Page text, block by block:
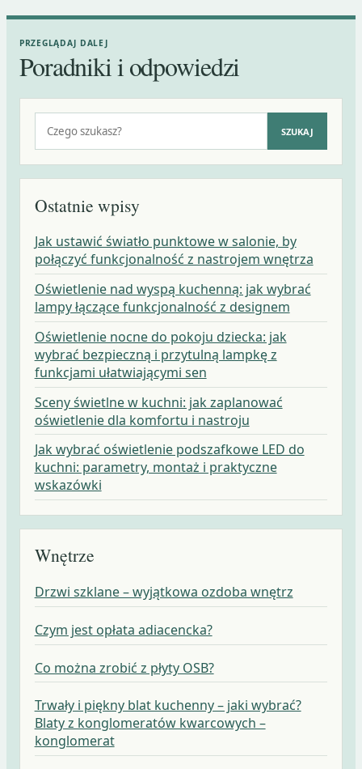
PRZEGLĄDAJ DALEJ
Poradniki i odpowiedzi
SZUKAJ
Ostatnie wpisy
Jak ustawić światło punktowe w salonie, by
połączyć funkcjonalność z nastrojem wnętrza
Oświetlenie nad wyspą kuchenną: jak wybrać
lampy łączące funkcjonalność z designem
Oświetlenie nocne do pokoju dziecka: jak
wybrać bezpieczną i przytulną lampkę z
funkcjami ułatwiającymi sen
Sceny świetlne w kuchni: jak zaplanować
oświetlenie dla komfortu i nastroju
Jak wybrać oświetlenie podszafkowe LED do
kuchni: parametry, montaż i praktyczne
wskazówki
Wnętrze
Drzwi szklane – wyjątkowa ozdoba wnętrz
Czym jest opłata adiacencka?
Co można zrobić z płyty OSB?
Trwały i piękny blat kuchenny – jaki wybrać?
Blaty z konglomeratów kwarcowych –
konglomerat